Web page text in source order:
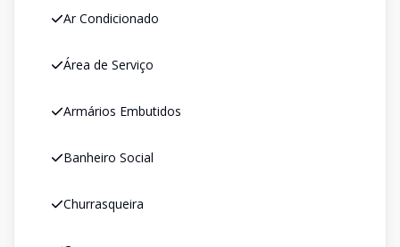
Ar Condicionado
Área de Serviço
Armários Embutidos
Banheiro Social
Churrasqueira